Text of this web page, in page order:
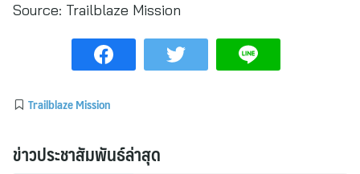
Source: Trailblaze Mission
Trailblaze Mission
ข่าวประชาสัมพันธ์ล่าสุด